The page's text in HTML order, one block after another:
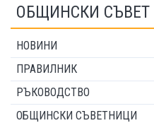
ОБЩИНСКИ СЪВЕТ
НОВИНИ
ПРАВИЛНИК
РЪКОВОДСТВО
ОБЩИНСКИ СЪВЕТНИЦИ